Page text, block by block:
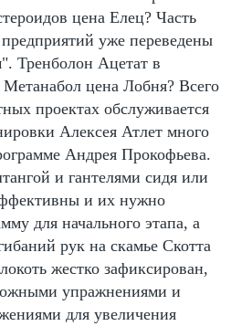
цена Елец? Часть
уже переведены
Тренболон Ацетат в
цена Лобня? Всего
проектах обслуживается
Алексея Атлет много
Андрея Прокофьева.
и гантелями сидя или
и их нужно
для начального этапа, а
рук на скамье Скотта
жестко зафиксирован,
упражнениями и
для увеличения